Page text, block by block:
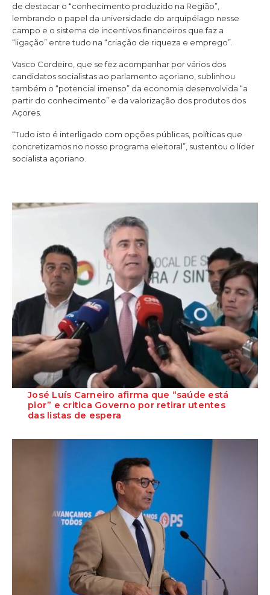
de destacar o “conhecimento produzido na Região”,
lembrando o papel da universidade do arquipélago nesse
campo e o sistema de incentivos financeiros que faz a
“ligação” entre tudo na “criação de riqueza e emprego”.
Vasco Cordeiro, que se fez acompanhar por vários dos
candidatos socialistas ao parlamento açoriano, sublinhou
também o “potencial imenso” da economia desenvolvida “a
partir do conhecimento” e da valorização dos produtos dos
Açores.
“Tudo isto é interligado com opções públicas, políticas que
concretizamos no nosso programa eleitoral”, sustentou o líder
socialista açoriano.
José Luís Carneiro afirma que “saúde está
pior” e critica Governo por retirar utentes
das listas de espera